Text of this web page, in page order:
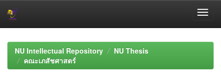
navigationNU Intellectual Repository
NU Thesis
คณะเภสัชศาสตร์